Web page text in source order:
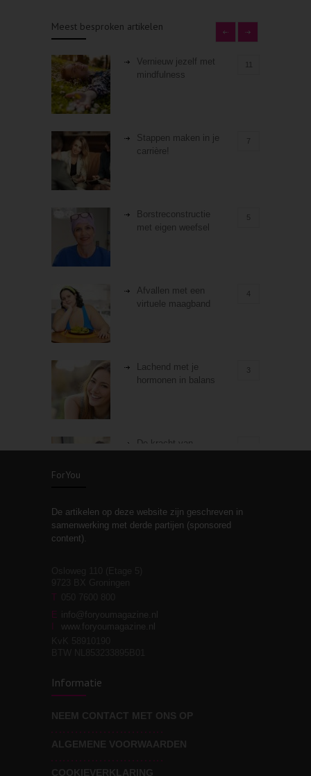
Meest besproken artikelen
Vernieuw jezelf met
mindfulness
Stappen maken in je
carrière!
7
Borstreconstructie
met eigen weefsel
5
Afvallen met een
virtuele maagband
4
Lachend met je
hormonen in balans
3
De kracht van
Stiefouderschap en
relaties
moeite!
Wat voor leider wil jij
zijn?
ForYou
De artikelen op deze website zijn geschreven in
samenwerking met derde partijen (sponsored
content).
T
E info@foryoumagazine.nl
www.foryoumagazine.nl
Informatie
NEEM CONTACT MET ONS OP
ALGEMENE VOORWAARDEN
COOKIEVERKLARING